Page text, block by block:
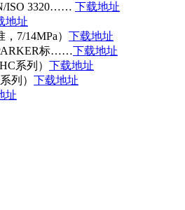
ISO 3320…… 下载地址
地址
7/14MPa） 下载地址
标……下载地址
系列） 下载地址
列） 下载地址
址